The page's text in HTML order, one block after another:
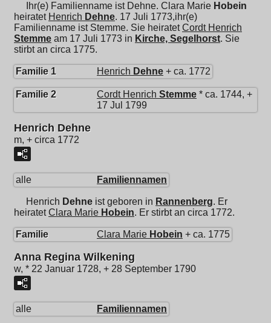
Ihr(e) Familienname ist Dehne. Clara Marie Hobein
heiratet Henrich Dehne. 17 Juli 1773,ihr(e)
Familienname ist Stemme. Sie heiratetCordt Henrich
Stemme am 17 Juli 1773 in Kirche, Segelhorst. Sie
stirbt an circa 1775.
Familie 1 Henrich Dehne + ca. 1772
Familie 2 Cordt Henrich Stemme * ca. 1744, +
17 Jul 1799
Henrich Dehne
m, + circa 1772
alle Familiennamen
Henrich Dehne ist geboren in Rannenberg. Er
heiratetClara Marie Hobein. Er stirbt an circa 1772.
Familie Clara Marie Hobein + ca. 1775
Anna Regina Wilkening
w, * 22 Januar 1728, + 28 September 1790
alle Familiennamen